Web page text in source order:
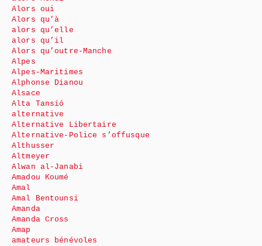
Alors oui
Alors qu’à
alors qu’elle
alors qu’il
Alors qu’outre-Manche
Alpes
Alpes-Maritimes
Alphonse Dianou
Alsace
Alta Tansió
alternative
Alternative Libertaire
Alternative-Police s’offusque
Althusser
Altmeyer
Alwan al-Janabi
Amadou Koumé
Amal
Amal Bentounsi
Amanda
Amanda Cross
Amap
amateurs bénévoles